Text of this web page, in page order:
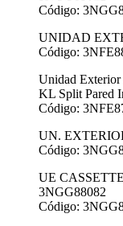
Código:
UNIDAD
Código:
Unidad
KL Split Pared
Código:
UN.
Código:
UE
3NGG88082
Código: